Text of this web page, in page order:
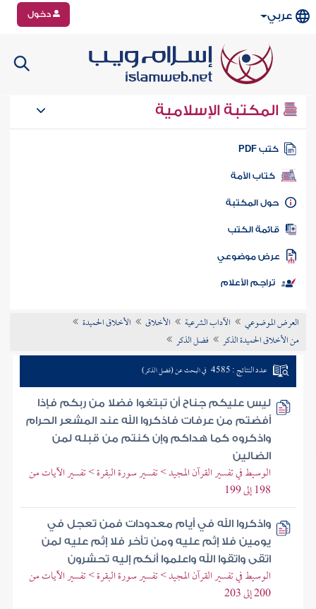
عربي دخول
المكتبة الإسلامية
كتب PDF
كتاب الأمة
المكتبة
الكتب
موضوعي
تراجم الأعلام
العرض الموضوعي الآداب الشرعية الأخلاق
الأخلاق الحميدة
من الأخلاق الحميدة الذكر
فضل الذكر
عدد النتائج : 4585 في البحث عن (فضل الذكر)
ليس عليكم جناح أن تبتغوا فضلا من ربكم فإذا
أفضتم من عرفات فاذكروا الله عند المشعر الحرام
واذكروه كما هداكم وإن كنتم من قبله لمن
الضالين
الوسيط في تفسير القرآن المجيد > تفسير سورة البقرة > تفسير الآيات من
198 إلى 199
واذكروا الله في أيام معدودات فمن تعجل في
يومين فلا إثم عليه ومن تأخر فلا إثم عليه لمن
اتقى واتقوا الله واعلموا أنكم إليه تحشرون
الوسيط في تفسير القرآن المجيد > تفسير سورة البقرة > تفسير الآيات من
200 إلى 203